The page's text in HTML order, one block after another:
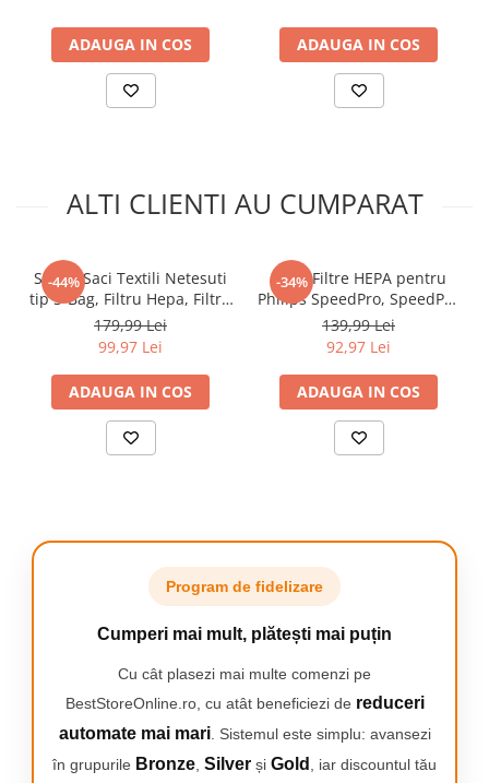
PLUS
Compatibil
cu:
SpeedPro
Max
Aqua
SpeedPro
Filtre de aer
pentru
aspiratoarele
Philips -
inclus, Suport telefon si
telecomanda gratuite
ADAUGA IN COS
ADAUGA IN COS
ALTI CLIENTI AU CUMPARAT
-44%
Set 12 Saci Textili Netesuti
tip S-Bag, Filtru Hepa, Filtru
Admisie si Odorizant
Aspirator, NewEvo®,
Compatibili cu Philips,
Electrolux si AEG
179,99 Lei
99,97 Lei
ADAUGA IN COS
-34%
Set 4 Filtre HEPA pentru
Philips SpeedPro, SpeedPro
Aqua, 5000 Aqua, FC6721,
FC6722, FC6723, FC6724,
FC6725, FC6726, FC6727,
FC6728, FC6729, Dexxer
139,99 Lei
92,97 Lei
ADAUGA IN COS
Program de fidelizare
Cumperi mai mult, plătești mai puțin
Cu cât plasezi mai multe comenzi pe
BestStoreOnline.ro, cu atât beneficiezi de reduceri
automate mai mari. Sistemul este simplu: avansezi
în grupurile Bronze Silver și Gold
, iar discountul tău